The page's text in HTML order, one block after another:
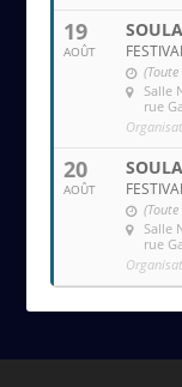
19
AOÛT
(Toute
Salle
rue
20
AOÛT
(Toute
Salle
rue